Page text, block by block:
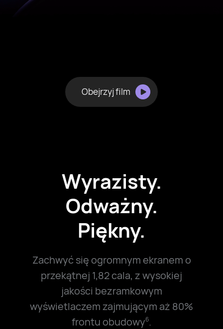
Obejrzyj film
Wyrazisty.
Odważny.
Piękny.
Zachwyć się ogromnym ekranem o
przekątnej 1,82 cala, z wysokiej
jakości bezramkowym
wyświetlaczem zajmującym aż 80%
frontu obudowy6.